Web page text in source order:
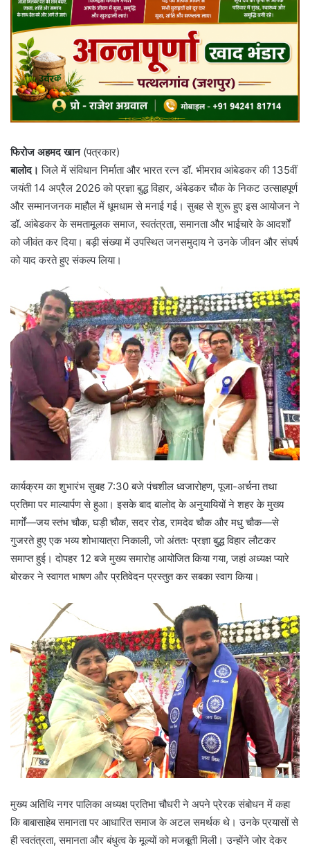
फिरोज अहमद खान(पत्रकार)
बालोद। जिले में संविधान निर्माता और भारत रत्न डॉ. भीमराव आंबेडकर की 135वीं
जयंती 14 अप्रैल 2026 को प्रज्ञा बुद्ध विहार, अंबेडकर चौक के निकट उत्साहपूर्ण
और सम्मानजनक माहौल में धूमधाम से मनाई गई। सुबह से शुरू हुए इस आयोजन ने
डॉ. आंबेडकर के समतामूलक समाज, स्वतंत्रता, समानता और भाईचारे के आदर्शों
को जीवंत कर दिया। बड़ी संख्या में उपस्थित जनसमुदाय ने उनके जीवन और संघर्ष
को याद करते हुए संकल्प लिया।
कार्यक्रम का शुभारंभ सुबह 7:30 बजे पंचशील ध्वजारोहण, पूजा-अर्चना तथा
प्रतिमा पर माल्यार्पण से हुआ। इसके बाद बालोद के अनुयायियों ने शहर के मुख्य
मार्गों—जय स्तंभ चौक, घड़ी चौक, सदर रोड, रामदेव चौक और मधु चौक—से
गुजरते हुए एक भव्य शोभायात्रा निकाली, जो अंततः प्रज्ञा बुद्ध विहार लौटकर
समाप्त हुई। दोपहर 12 बजे मुख्य समारोह आयोजित किया गया, जहां अध्यक्ष प्यारे
बोरकर ने स्वागत भाषण और प्रतिवेदन प्रस्तुत कर सबका स्वाग किया।
मुख्य अतिथि नगर पालिका अध्यक्ष प्रतिभा चौधरी ने अपने प्रेरक संबोधन में कहा
कि बाबासाहेब समानता पर आधारित समाज के अटल समर्थक थे। उनके प्रयासों से
ही स्वतंत्रता, समानता और बंधुत्व के मूल्यों को मजबूती मिली। उन्होंने जोर देकर